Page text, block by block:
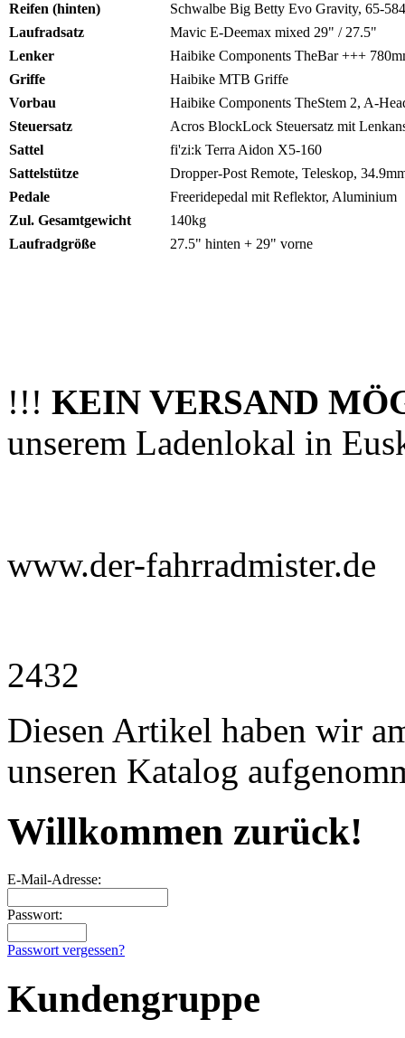
Reifen (hinten)
Schwalbe Big Betty Evo Gravity, 65-584
Laufradsatz
Mavic E-Deemax mixed 29" / 27.5"
Lenker
Haibike Components TheBar +++
Griffe
Haibike MTB Griffe
Vorbau
Haibike Components TheStem 2, A-
Steuersatz
Acros BlockLock Steuersatz mit
Sattel
fi'zi:k Terra Aidon X5-160
Sattelstütze
Dropper-Post Remote, Teleskop,
Pedale
Freeridepedal mit Reflektor, Aluminium
Zul. Gesamtgewicht
140kg
Laufradgröße
27.5" hinten + 29" vorne
!!! KEIN VERSAND
unserem Ladenlokal in
www.der-fahrradmister.de
2432
Diesen Artikel haben wir
unseren Katalog
Willkommen zurück!
E-Mail-Adresse:
Passwort:
Passwort vergessen?
Kundengruppe